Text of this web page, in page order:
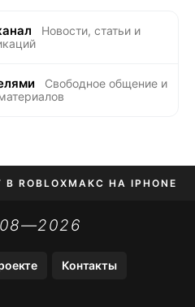
Новости, статьи и
Свободное общение и
В ROBLOXМАКС НА IPHONE
TIKTOK НА IPHONE
Контакты